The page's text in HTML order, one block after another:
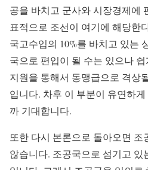
공을 바치고 군사와 시장경제에
표적으로 조선이 여기에 해당한
국고수입의 10%를 바치고 있는
국으로 편입이 될 수는 있으나
지원을 통해서 동맹급으로 격상
입니다. 차후 이 부분이 유연하
까 기대합니다.
또한 다시 본론으로 돌아오면 조
않습니다. 조공국으로 섬기고 있